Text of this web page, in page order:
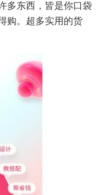
多东西，皆是你口袋
购。超多实用的货